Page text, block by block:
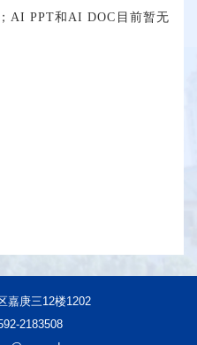
AI PPT和AI DOC目前暂无
嘉庚三12楼1202
2183508